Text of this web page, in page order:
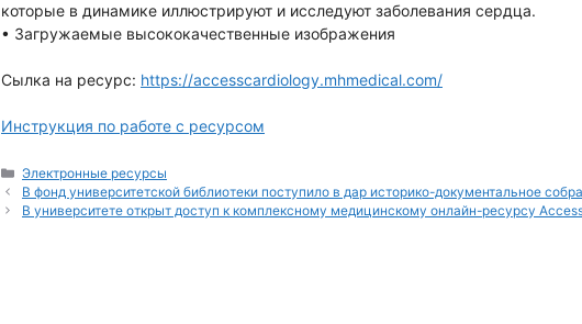
которые в динамике иллюстрируют и исследуют заболевания сердца.
• Загружаемые высококачественные изображения
Сылка на ресурс: https://accesscardiology.mhmedical.com/
Инструкция по работе с ресурсом
Рубрики
Электронные ресурсы
В фонд университетской библиотеки поступило в дар историко-документальное
B университете открыт доступ к комплексному медицинскому онлайн-ресурсу